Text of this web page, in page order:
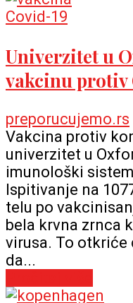
Covid-19
Univerzitet u
vakcinu protiv
preporucujemo.rs
Vakcina protiv
univerzitet u
imunološki
Ispitivanje na
telu po
bela krvna zrnca
virusa. To otkriće
da...